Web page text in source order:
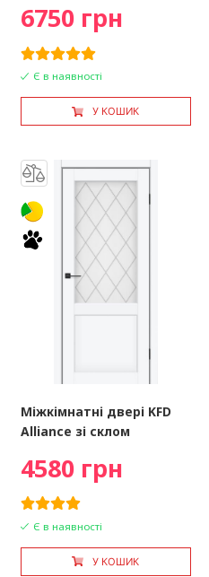
6750 грн
Є в наявності
У КОШИК
Міжкімнатні двері KFD
Alliance зі склом
4580 грн
Є в наявності
У КОШИК